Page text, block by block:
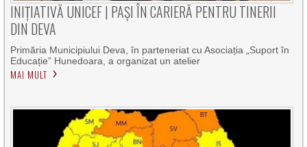
INIȚIATIVĂ UNICEF | PAȘI ÎN CARIERĂ PENTRU TINERII
DIN DEVA
Primăria Municipiului Deva, în parteneriat cu Asociația „Suport în
Educație” Hunedoara, a organizat un atelier
MAI MULT